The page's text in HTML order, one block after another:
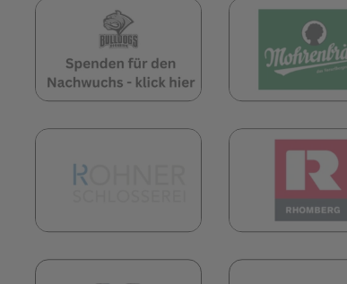
(öffnet in neuem Tab)
(öffnet in neuem Tab)